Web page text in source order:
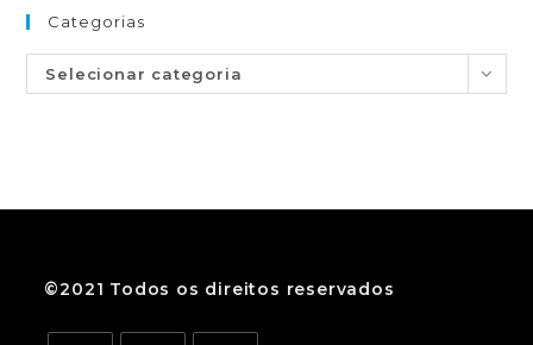
Categorias
Selecionar categoria
©2021 Todos os direitos reservados